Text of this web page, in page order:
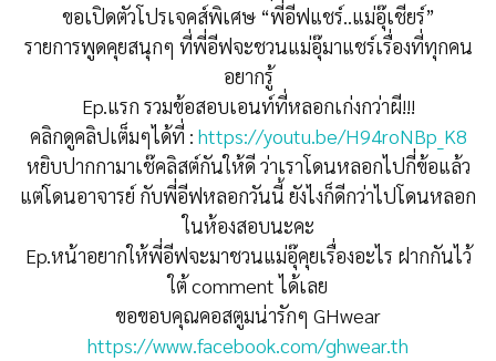
ขอเปิดตัวโปรเจคส์พิเศษ “พี่อีฟแชร์..แม่อุ๊เชียร์”
รายการพูดคุยสนุกๆ ที่พี่อีฟจะชวนแม่อุ๊มาแชร์เรื่องที่ทุกคน
อยากรู้
Ep.แรก รวมข้อสอบเอนท์ที่หลอกเก่งกว่าผี!!!
คลิกดูคลิปเต็มๆได้ที่ : https://youtu.be/H94roNBp_K8
หยิบปากกามาเช๊คลิสต์กันให้ดี ว่าเราโดนหลอกไปกี่ข้อแล้ว
แต่โดนอาจารย์ กับพี่อีฟหลอกวันนี้ ยังไงก็ดีกว่าไปโดนหลอก
ในห้องสอบนะคะ
Ep.หน้าอยากให้พี่อีฟจะมาชวนแม่อุ๊คุยเรื่องอะไร ฝากกันไว้
ใต้ comment ได้เลย
ขอขอบคุณคอสตูมน่ารักๆ GHwear
https://www.facebook.com/ghwear.th